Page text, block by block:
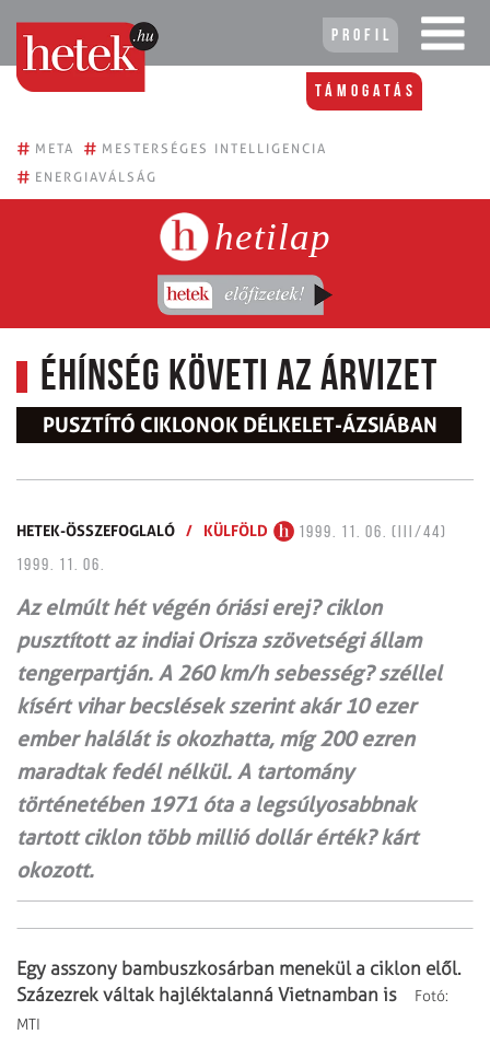
Profil
Támogatás
# META # MESTERSÉGES INTELLIGENCIA
# ENERGIAVÁLSÁG
hetilap
Éhínség követi az árvizet
PUSZTÍTÓ CIKLONOK DÉLKELET-ÁZSIÁBAN
HETEK-ÖSSZEFOGLALÓ / KÜLFÖLD
1999. 11. 06. (III/44)
1999. 11. 06.
Az elmúlt hét végén óriási erej? ciklon
pusztított az indiai Orisza szövetségi állam
tengerpartján. A 260 km/h sebesség? széllel
kísért vihar becslések szerint akár 10 ezer
ember halálát is okozhatta, míg 200 ezren
maradtak fedél nélkül. A tartomány
történetében 1971 óta a legsúlyosabbnak
tartott ciklon több millió dollár érték? kárt
okozott.
Egy asszony bambuszkosárban menekül a ciklon elől.
Százezrek váltak hajléktalanná Vietnamban is
Fotó:
MTI